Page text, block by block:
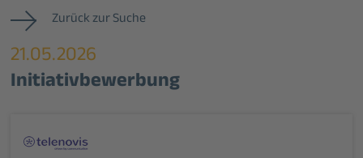
Zurück zur Suche
21.05.2026
Initiativbewerbung